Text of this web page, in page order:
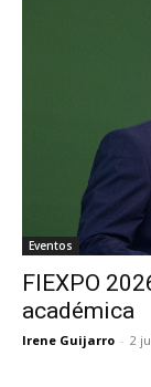
Eventos
FIEXPO
académica
Irene Guijarro - 2